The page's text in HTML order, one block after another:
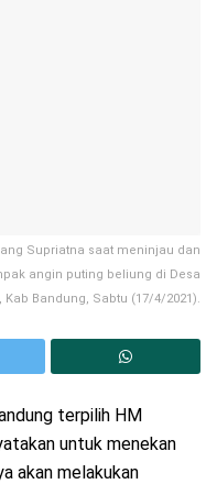
Supriatna saat meninjau dan
angin puting beliung di Desa
Bandung, Sabtu (17/4/2021).
terpilih HM
untuk menekan
akan melakukan